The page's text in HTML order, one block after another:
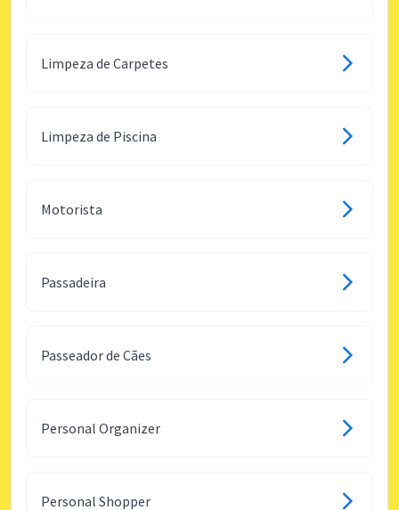
Limpeza de Carpetes
Limpeza de Piscina
Motorista
Passadeira
Passeador de Cães
Personal Organizer
Personal Shopper